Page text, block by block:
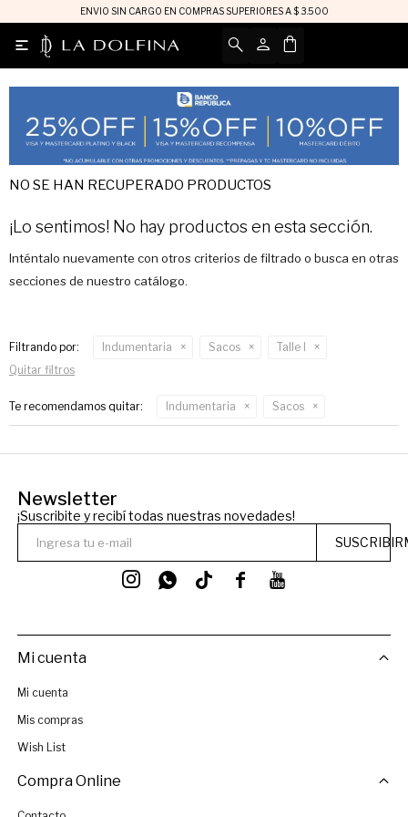
ENVIO SIN CARGO EN COMPRAS SUPERIORES A $ 3.500

NO SE HAN RECUPERADO PRODUCTOS
¡Lo sentimos! No hay productos en esta sección.
Inténtalo nuevamente con otros criterios de filtrado o busca en otras
secciones de nuestro catálogo.
Filtrando por: Indumentaria Sacos
Talle l
Quitar filtros
Te recomendamos quitar: Indumentaria Sacos
Newsletter
¡Suscribite y recibí todas nuestras novedades!
 
 
Mi cuenta
Mi cuenta
Mis compras
Wish List
Compra Online